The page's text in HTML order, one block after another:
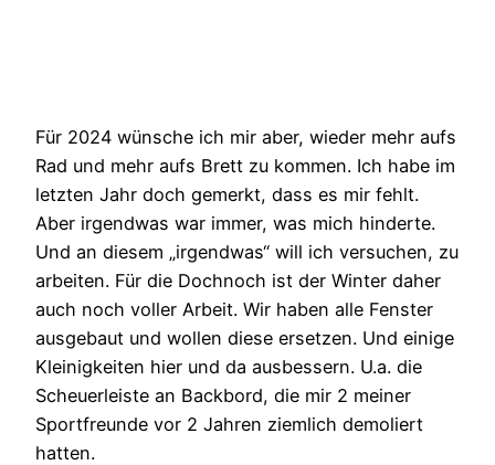
Für 2024 wünsche ich mir aber, wieder mehr aufs
Rad und mehr aufs Brett zu kommen. Ich habe im
letzten Jahr doch gemerkt, dass es mir fehlt.
Aber irgendwas war immer, was mich hinderte.
Und an diesem „irgendwas“ will ich versuchen, zu
arbeiten. Für die Dochnoch ist der Winter daher
auch noch voller Arbeit. Wir haben alle Fenster
ausgebaut und wollen diese ersetzen. Und einige
Kleinigkeiten hier und da ausbessern. U.a. die
Scheuerleiste an Backbord, die mir 2 meiner
Sportfreunde vor 2 Jahren ziemlich demoliert
hatten.